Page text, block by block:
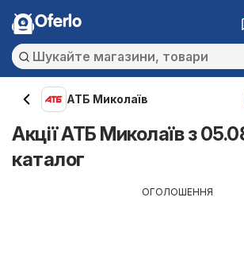
Oferlo
АТБ Миколаїв
Акції АТБ Миколаїв з
каталог
ОГОЛОШЕННЯ